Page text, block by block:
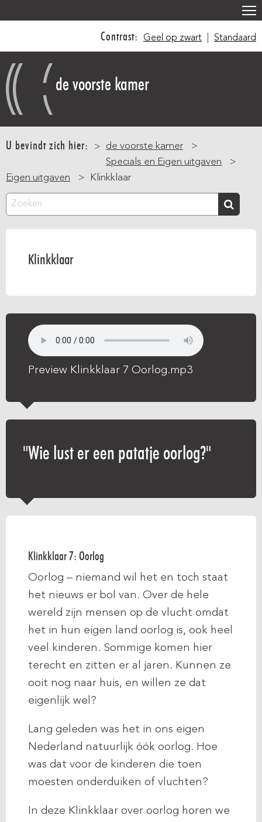
inhoud
gaan
Contrast: Geel op zwart Standaard
de voorste kamer
U bevindt zich hier:
de voorste kamer
Specials en Eigen uitgaven
Eigen uitgaven
Klinkklaar
Zoeken
Klinkklaar
Preview Klinkklaar 7 Oorlog.mp3
Wie lust er een patatje oorlog?
Klinkklaar 7: Oorlog
Oorlog – niemand wil het en toch staat
het nieuws er bol van. Over de hele
wereld zijn mensen op de vlucht omdat
het in hun eigen land oorlog is, ook heel
veel kinderen. Sommige komen hier
terecht en zitten er al jaren. Kunnen ze
ooit nog naar huis, en willen ze dat
eigenlijk wel?
Lang geleden was het in ons eigen
Nederland natuurlijk óók oorlog. Hoe
was dat voor de kinderen die toen
moesten onderduiken of vluchten?
In deze Klinkklaar over oorlog horen we